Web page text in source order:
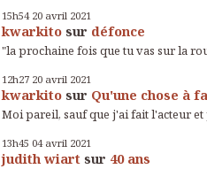
15h54 20 avril 2021
kwarkito sur défonce
"la prochaine fois que tu vas sur la
12h27 20 avril 2021
kwarkito sur Qu'une chose à
Moi pareil, sauf que j'ai fait l'acteur et
13h45 04 avril 2021
judith wiart sur 40 ans